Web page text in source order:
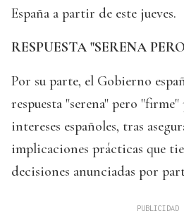
España a partir de este jueves.
RESPUESTA "SERENA
Por su parte, el Gobierno
respuesta "serena" pero
intereses españoles, tras
implicaciones prácticas que
decisiones anunciadas por